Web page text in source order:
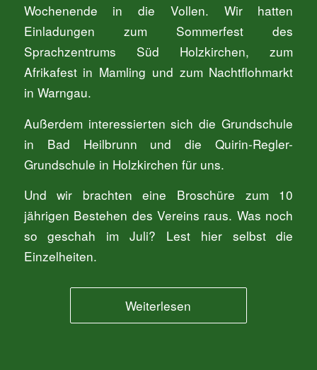
Wochenende in die Vollen. Wir hatten
Einladungen zum Sommerfest des
Sprachzentrums Süd Holzkirchen, zum
Afrikafest in Mamling und zum Nachtflohmarkt
in Warngau.
Außerdem interessierten sich die Grundschule
in Bad Heilbrunn und die Quirin-Regler-
Grundschule in Holzkirchen für uns.
Und wir brachten eine Broschüre zum 10
jährigen Bestehen des Vereins raus. Was noch
so geschah im Juli? Lest hier selbst die
Einzelheiten.
Weiterlesen